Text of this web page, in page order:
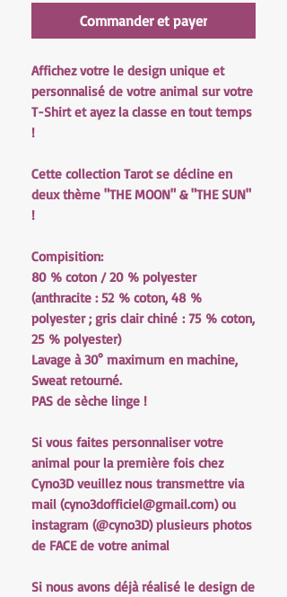
Commander et payer
Affichez votre le design unique et
personnalisé de votre animal sur votre
T-Shirt et ayez la classe en tout temps
!
Cette collection Tarot se décline en
deux thème "THE MOON" & "THE SUN"
!
Compisition:
80 % coton / 20 % polyester
(anthracite : 52 % coton, 48 %
polyester ; gris clair chiné : 75 % coton,
25 % polyester)
Lavage à 30° maximum en machine,
Sweat retourné.
PAS de sèche linge !
Si vous faites personnaliser votre
animal pour la première fois chez
Cyno3D veuillez nous transmettre via
mail (cyno3dofficiel@gmail.com) ou
instagram (@cyno3D) plusieurs photos
de FACE de votre animal
Si nous avons déjà réalisé le design de